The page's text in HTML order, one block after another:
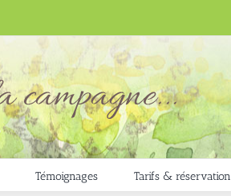
Témoignages Tarifs & réservation